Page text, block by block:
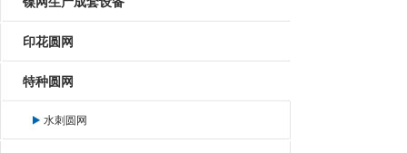
印花圆网
特种圆网
水刺圆网